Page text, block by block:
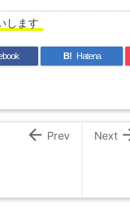
します
B! Hatena
Next
 Prev